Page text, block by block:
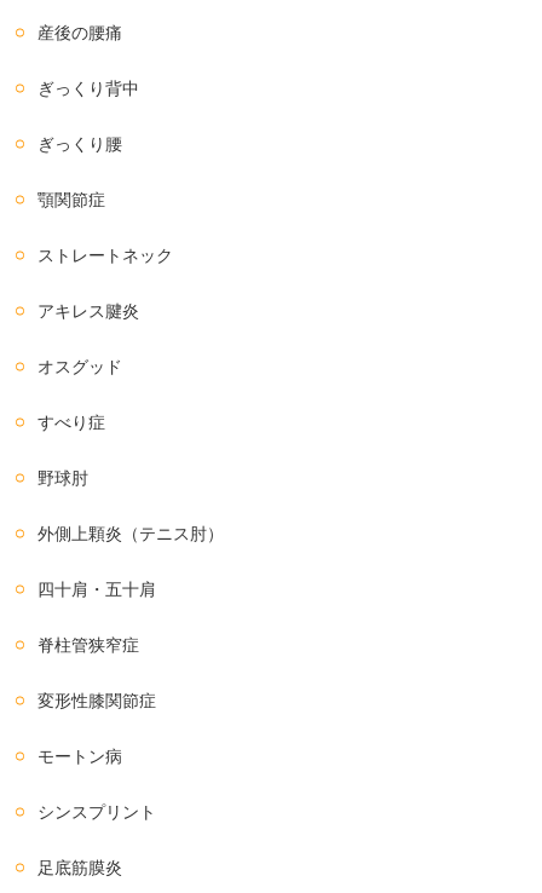
産後の腰痛
ぎっくり背中
ぎっくり腰
顎関節症
ストレートネック
アキレス腱炎
オスグッド
すべり症
野球肘
外側上顆炎（テニス肘）
四十肩・五十肩
脊柱管狭窄症
変形性膝関節症
モートン病
シンスプリント
足底筋膜炎